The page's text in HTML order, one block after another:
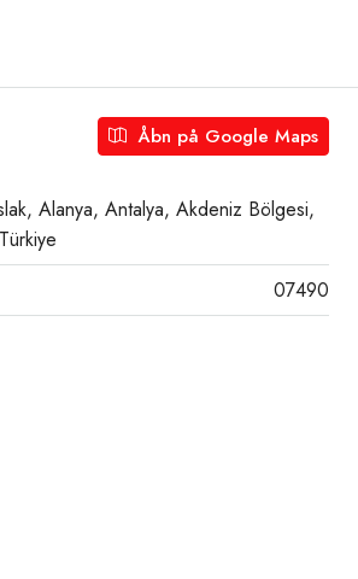
Åbn på Google Maps
Alanya, Antalya, Akdeniz Bölgesi,
07490